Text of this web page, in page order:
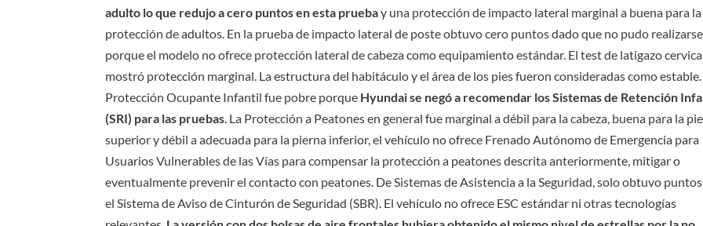
adulto lo que redujo a cero puntos en esta pruebay una protección de impacto lateral marginal a buena para la
protección de adultos. En la prueba de impacto lateral de poste obtuvo cero puntos dado que no pudo realizarse
porque el modelo no ofrece protección lateral de cabeza como equipamiento estándar. El test de latigazo
mostró protección marginal. La estructura del habitáculo y el área de los pies fueron consideradas como estable.
Protección Ocupante Infantil fue pobre porque Hyundai se negó a recomendar los Sistemas de Retención
(SRI) para las pruebas. La Protección a Peatones en general fue marginal a débil para la cabeza, buena para la
superior y débil a adecuada para la pierna inferior, el vehículo no ofrece Frenado Autónomo de Emergencia para
Usuarios Vulnerables de las Vías para compensar la protección a peatones descrita anteriormente, mitigar o
eventualmente prevenir el contacto con peatones. De Sistemas de Asistencia a la Seguridad, solo obtuvo
el Sistema de Aviso de Cinturón de Seguridad (SBR). El vehículo no ofrece ESC estándar ni otras tecnologías